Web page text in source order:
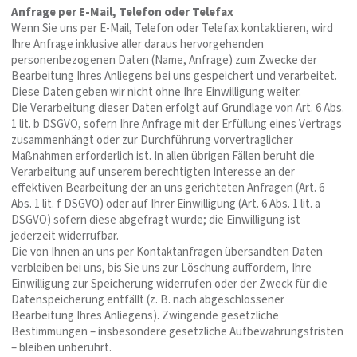
Anfrage per E-Mail, Telefon oder Telefax
Wenn Sie uns per E-Mail, Telefon oder Telefax kontaktieren, wird
Ihre Anfrage inklusive aller daraus hervorgehenden
personenbezogenen Daten (Name, Anfrage) zum Zwecke der
Bearbeitung Ihres Anliegens bei uns gespeichert und verarbeitet.
Diese Daten geben wir nicht ohne Ihre Einwilligung weiter.
Die Verarbeitung dieser Daten erfolgt auf Grundlage von Art. 6 Abs.
1 lit. b DSGVO, sofern Ihre Anfrage mit der Erfüllung eines Vertrags
zusammenhängt oder zur Durchführung vorvertraglicher
Maßnahmen erforderlich ist. In allen übrigen Fällen beruht die
Verarbeitung auf unserem berechtigten Interesse an der
effektiven Bearbeitung der an uns gerichteten Anfragen (Art. 6
Abs. 1 lit. f DSGVO) oder auf Ihrer Einwilligung (Art. 6 Abs. 1 lit. a
DSGVO) sofern diese abgefragt wurde; die Einwilligung ist
jederzeit widerrufbar.
Die von Ihnen an uns per Kontaktanfragen übersandten Daten
verbleiben bei uns, bis Sie uns zur Löschung auffordern, Ihre
Einwilligung zur Speicherung widerrufen oder der Zweck für die
Datenspeicherung entfällt (z. B. nach abgeschlossener
Bearbeitung Ihres Anliegens). Zwingende gesetzliche
Bestimmungen – insbesondere gesetzliche Aufbewahrungsfristen
– bleiben unberührt.